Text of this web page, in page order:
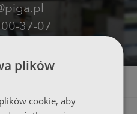
37-07
plików
cookie, aby